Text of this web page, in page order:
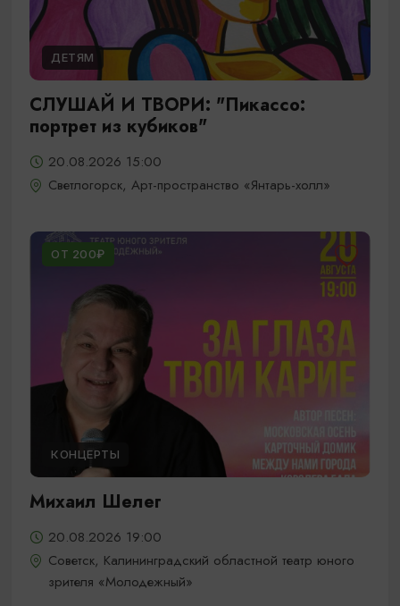
ДЕТЯМ
СЛУШАЙ И ТВОРИ: "Пикассо:
портрет из кубиков"
20.08.2026 15:00
Светлогорск, Арт-пространство «Янтарь-холл»
ОТ 200₽
КОНЦЕРТЫ
Михаил Шелег
20.08.2026 19:00
Советск, Калининградский областной театр юного
зрителя «Молодежный»